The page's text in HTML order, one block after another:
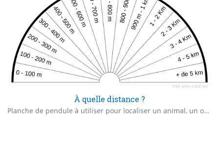
À quelle distance ?
Planche de pendule à utiliser pour localiser un animal, un objet perdu. Par exemple en posant la question suivante : À quelle distance de son domicile l'animal se trouve-t-il actuellement ?